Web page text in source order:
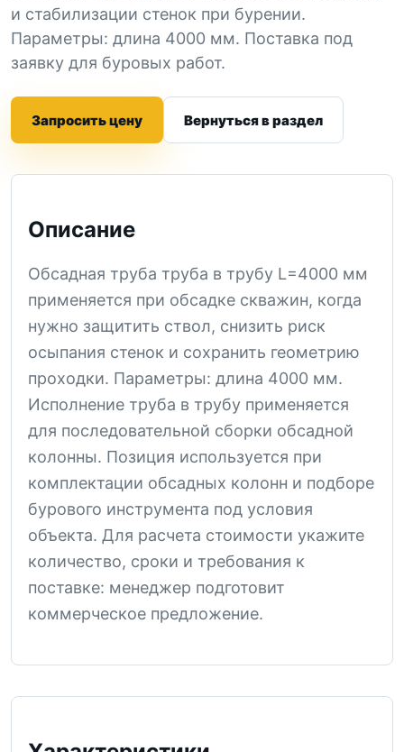
и стабилизации стенок при бурении.
Параметры: длина 4000 мм. Поставка под
заявку для буровых работ.
Запросить цену Вернуться в раздел
Описание
Обсадная труба труба в трубу L=4000 мм
применяется при обсадке скважин, когда
нужно защитить ствол, снизить риск
осыпания стенок и сохранить геометрию
проходки. Параметры: длина 4000 мм.
Исполнение труба в трубу применяется
для последовательной сборки обсадной
колонны. Позиция используется при
комплектации обсадных колонн и подборе
бурового инструмента под условия
объекта. Для расчета стоимости укажите
количество, сроки и требования к
поставке: менеджер подготовит
коммерческое предложение.